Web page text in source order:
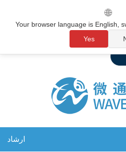
ارشاد
🌐
Your browser language is English,
Yes